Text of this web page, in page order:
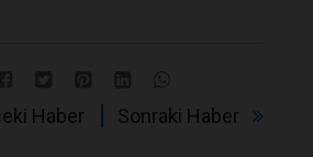
Haber Sonraki Haber